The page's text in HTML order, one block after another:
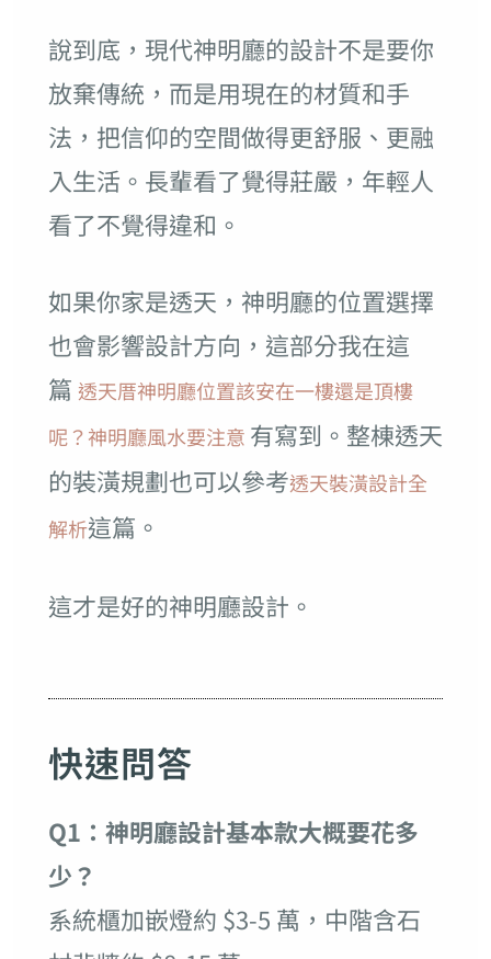
說到底，現代神明廳的設計不是要你
放棄傳統，而是用現在的材質和手
法，把信仰的空間做得更舒服、更融
入生活。長輩看了覺得莊嚴，年輕人
看了不覺得違和。
如果你家是透天，神明廳的位置選擇
也會影響設計方向，這部分我在這
篇 透天厝神明廳位置該安在一樓還是頂樓
呢？神明廳風水要注意 有寫到。整棟透天
的裝潢規劃也可以參考透天裝潢設計全
解析這篇。
這才是好的神明廳設計。
快速問答
Q1：神明廳設計基本款大概要花多
少？
系統櫃加嵌燈約 $3-5 萬，中階含石